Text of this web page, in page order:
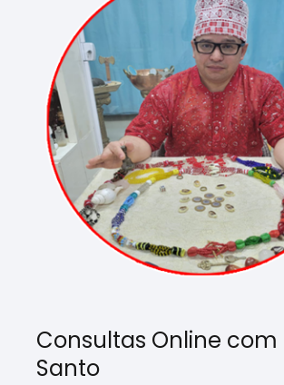
Consultas Online com
Santo